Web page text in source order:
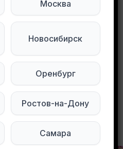
в Telegram
93 просмотров
в этом городе
Москва
Новосибирск
Оренбург
Ростов-на-Дону
Самара